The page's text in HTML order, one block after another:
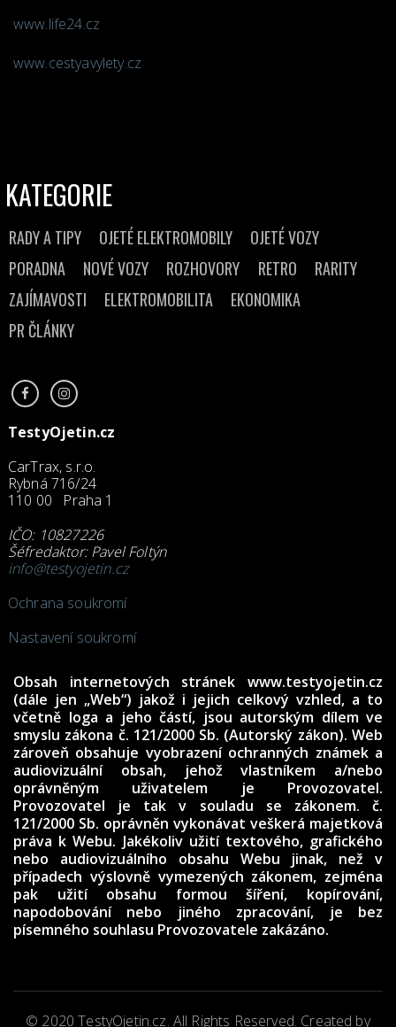
www.life24.cz
www.cestyavylety.cz
KATEGORIE
RADY A TIPY OJETÉ ELEKTROMOBILY
OJETÉ VOZY
PORADNA
NOVÉ VOZY ROZHOVORY RETRO
RARITY
ZAJÍMAVOSTI
ELEKTROMOBILITA
EKONOMIKA
PR ČLÁNKY
TestyOjetin.cz
CarTrax, s.r.o.
Rybná 716/24
110 00 Praha 1
IČO: 10827226
Šéfredaktor: Pavel Foltýn
info@testyojetin.cz
Ochrana soukromí
Nastavení soukromí
Obsah internetových stránek www.testyojetin.cz
(dále jen „Web“) jakož i jejich celkový vzhled, a to
včetně loga a jeho částí, jsou autorským dílem ve
smyslu zákona č. 121/2000 Sb. (Autorský zákon). Web
zároveň obsahuje vyobrazení ochranných známek a
audiovizuální obsah, jehož vlastníkem a/nebo
oprávněným uživatelem je Provozovatel.
Provozovatel je tak v souladu se zákonem. č.
121/2000 Sb. oprávněn vykonávat veškerá majetková
práva k Webu. Jakékoliv užití textového, grafického
nebo audiovizuálního obsahu Webu jinak, než v
případech výslovně vymezených zákonem, zejména
pak užití obsahu formou šíření, kopírování,
napodobování nebo jiného zpracování, je bez
písemného souhlasu Provozovatele zakázáno.
© 2020 TestyOjetin.cz. All Rights Reserved. Created by